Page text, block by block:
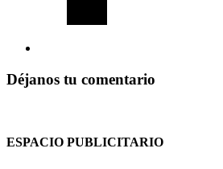
Déjanos tu comentario
ESPACIO PUBLICITARIO